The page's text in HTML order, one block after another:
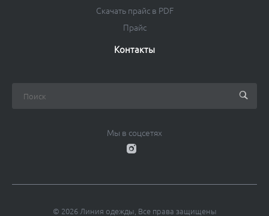
Скачать прайс в PDF
Прайс
Контакты
Мы в соцсетях
© 2026 Линия одежды, Все права защищены